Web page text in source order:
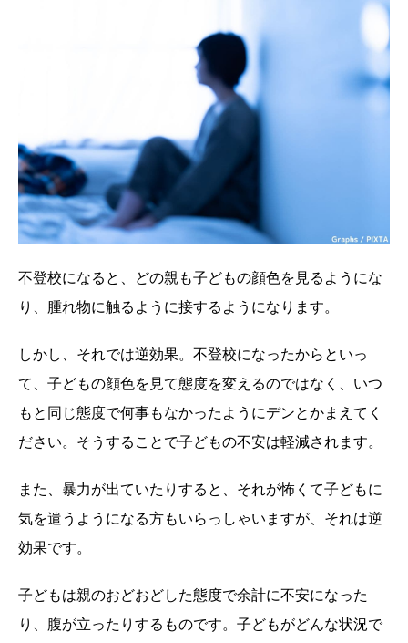
不登校になると、どの親も子どもの顔色を見るようにな
り、腫れ物に触るように接するようになります。
しかし、それでは逆効果。不登校になったからといっ
て、子どもの顔色を見て態度を変えるのではなく、いつ
もと同じ態度で何事もなかったようにデンとかまえてく
ださい。そうすることで子どもの不安は軽減されます。
また、暴力が出ていたりすると、それが怖くて子どもに
気を遣うようになる方もいらっしゃいますが、それは逆
効果です。
子どもは親のおどおどした態度で余計に不安になった
り、腹が立ったりするものです。子どもがどんな状況で